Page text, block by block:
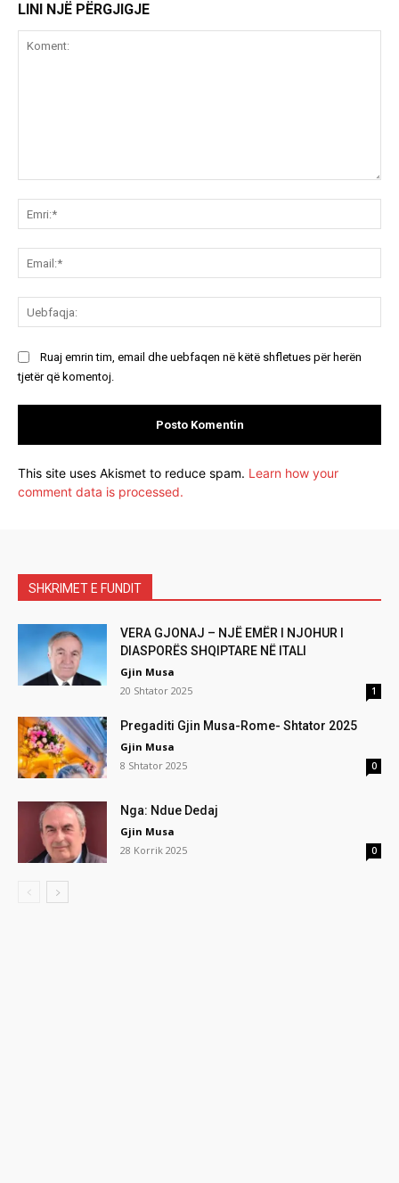
LINI NJË PËRGJIGJE
Ruaj emrin tim, email dhe uebfaqen në këtë shfletues për herën
tjetër që komentoj.
This site uses Akismet to reduce spam. Learn how your
comment data is processed.
SHKRIMET E FUNDIT
VERA GJONAJ – NJË EMËR I NJOHUR I
DIASPORËS SHQIPTARE NË ITALI
Gjin Musa
20 Shtator 2025
1
Pregaditi Gjin Musa-Rome- Shtator 2025
Gjin Musa
8 Shtator 2025
0
Nga: Ndue Dedaj
Gjin Musa
28 Korrik 2025
0